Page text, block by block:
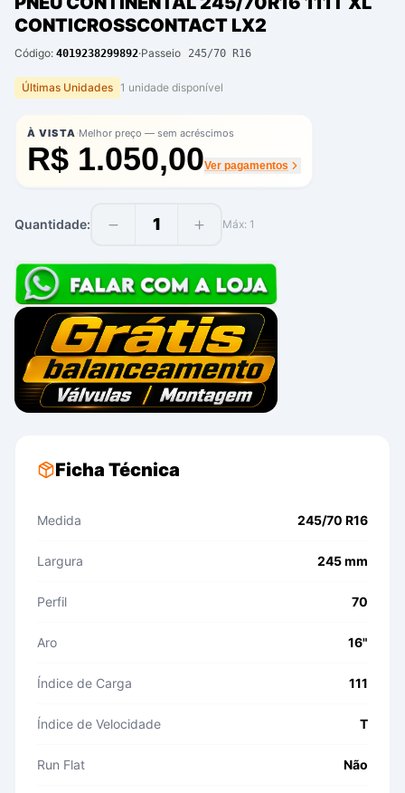
CONTICROSSCONTACT LX2
Código: 4019238299892·Passeio 245/70 R16
Últimas Unidades 1 unidade disponível
À VISTA·Melhor preço — sem acréscimos
R$ 1.050,00Ver pagamentos
Quantidade: 1 Máx: 1
Ficha Técnica
Medida 245/70 R16
Largura 245 mm
Perfil 70
Aro 16"
Índice de Carga 111
Índice de Velocidade T
Run Flat Não